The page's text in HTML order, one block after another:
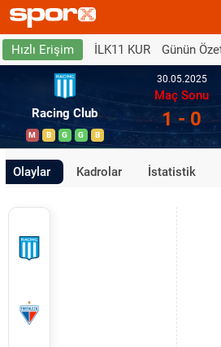
Hızlı Erişim İLK11 KUR Günün
Racing Club
M B G G B
30.05.2025
Maç Sonu
1 - 0
Olaylar Kadrolar İstatistik